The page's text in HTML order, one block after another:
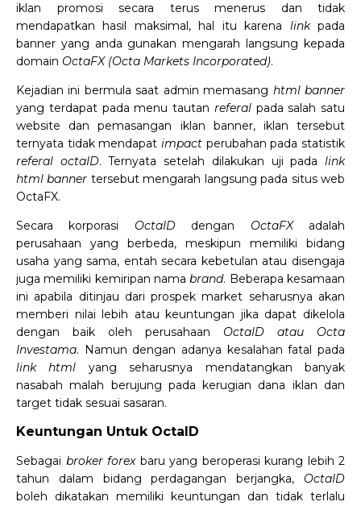
iklan promosi secara terus menerus dan tidak
mendapatkan hasil maksimal, hal itu karena linkpada
banner yang anda gunakan mengarah langsung kepada
domain OctaFX (Octa Markets Incorporated).
Kejadian ini bermula saat admin memasang html banner
yang terdapat pada menu tautan referalpada salah satu
website dan pemasangan iklan banner, iklan tersebut
ternyata tidak mendapat impact perubahan pada statistik
referal octaID. Ternyata setelah dilakukan uji padalink
html banner tersebut mengarah langsung pada situs web
OctaFX.
Secara korporasi OctaIDdengan OctaFXadalah
perusahaan yang berbeda, meskipun memiliki bidang
usaha yang sama, entah secara kebetulan atau disengaja
juga memiliki kemiripan namabrand. Beberapa kesamaan
ini apabila ditinjau dari prospek market seharusnya akan
memberi nilai lebih atau keuntungan jika dapat dikelola
dengan baik oleh perusahaan OctaID atau Octa
Investama. Namun dengan adanya kesalahan fatal pada
link html yang seharusnya mendatangkan banyak
nasabah malah berujung pada kerugian dana iklan dan
target tidak sesuai sasaran.
Keuntungan Untuk OctaID
Sebagai broker forexbaru yang beroperasi kurang lebih 2
tahun dalam bidang perdagangan berjangka, OctaID
boleh dikatakan memiliki keuntungan dan tidak terlalu